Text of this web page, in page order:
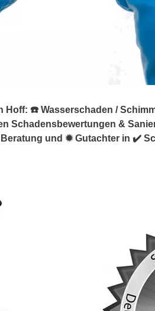
☎️ Wasserschaden /
Schadensbewertungen &
und ✹ Gutachter in ✔️